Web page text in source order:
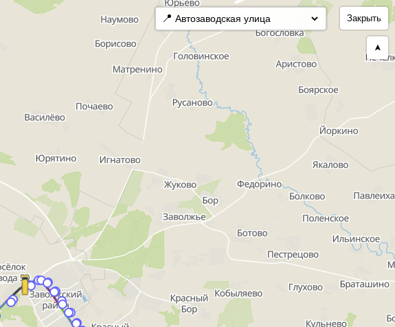
Закрыть
➤
📍